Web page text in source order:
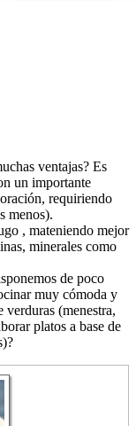
ventajas? Es
un importante
requiriendo
menos).
, mateniendo mejor
minerales como
de poco
muy cómoda y
verduras (menestra,
platos a base de